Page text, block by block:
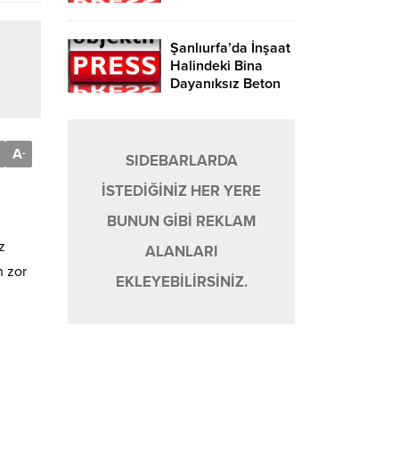
A-
zor
Şanlıurfa’da İnşaat
Halindeki Bina
Dayanıksız Beton
SIDEBARLARDA
İSTEDİĞİNİZ HER YERE
BUNUN GİBİ REKLAM
ALANLARI
EKLEYEBİLİRSİNİZ.